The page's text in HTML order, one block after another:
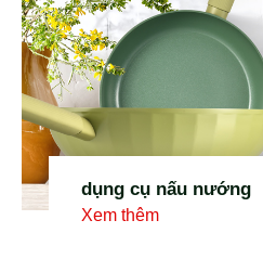
dụng cụ nấu nướng
Xem thêm